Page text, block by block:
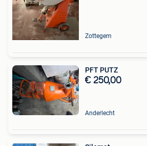
Zottegem
PFT PUTZ
€ 250,00
Anderlecht